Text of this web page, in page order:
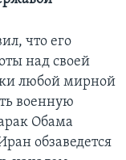
что его
над своей
любой мирной
военную
Обама
обзаведется